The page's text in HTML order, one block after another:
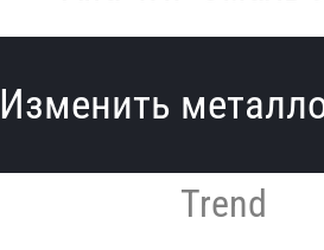
Изменить
Trend